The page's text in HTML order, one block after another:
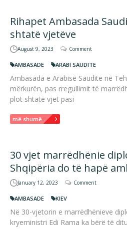
Rihapet Ambasada
shtatë vjetëve
August 9, 2023 Comment
AMBASADE ARABI SAUDITE
Ambasada e Arabisë Saudite në
mërkurën, pas rregullimit të
plot shtatë vjet pasi
më shumë...
30 vjet marrëdhënie
Shqipëria do të hapë
January 12, 2023 Comment
AMBASADE KIEV
Në 30-vjetorin e marrëdhënieve
kryeministri Edi Rama ka bërë të